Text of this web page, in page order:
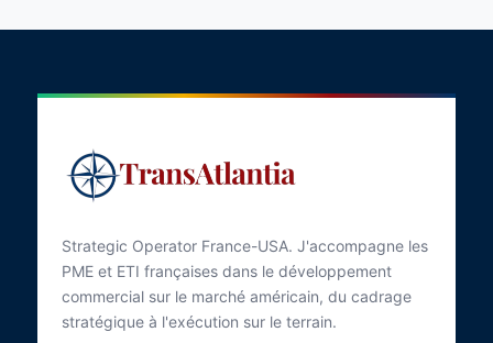
Strategic Operator France-USA. J'accompagne les
PME et ETI françaises dans le développement
commercial sur le marché américain, du cadrage
stratégique à l'exécution sur le terrain.